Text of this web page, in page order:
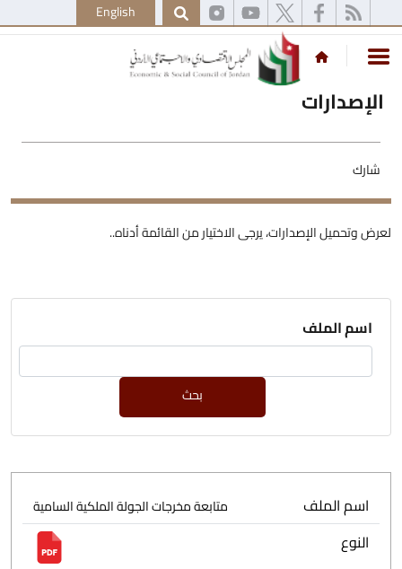
English
الإصدارات
شارك
لعرض وتحميل الإصدارات، يرجى الاختيار من القائمة أدناه..
اسم الملف
بحث
اسم الملف متابعة مخرجات الجولة الملكية السامية
النوع